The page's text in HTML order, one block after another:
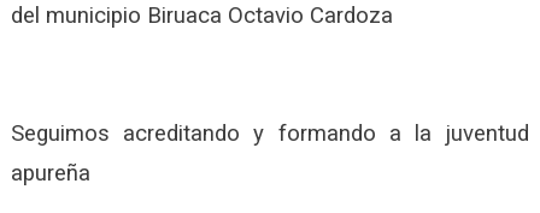
del municipio Biruaca Octavio Cardoza
Seguimos acreditando y formando a la juventud
apureña